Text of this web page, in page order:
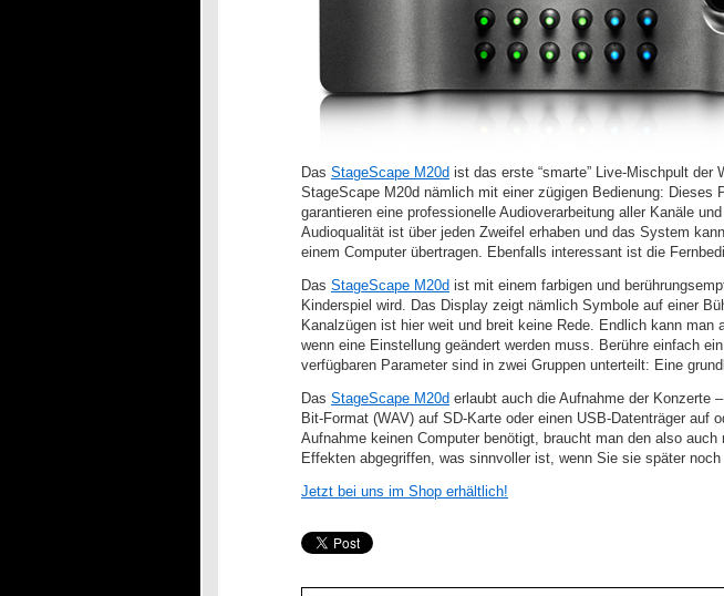
Das StageScape M20d ist das erste “smarte” Live-Mischpult
StageScape M20d nämlich mit einer zügigen Bedienung:
garantieren eine professionelle Audioverarbeitung aller Kanäle
Audioqualität ist über jeden Zweifel erhaben und das System
einem Computer übertragen. Ebenfalls interessant ist die
Das StageScape M20d ist mit einem farbigen und
Kinderspiel wird. Das Display zeigt nämlich Symbole auf einer
Kanalzügen ist hier weit und breit keine Rede. Endlich kann
wenn eine Einstellung geändert werden muss. Berühre einfach
verfügbaren Parameter sind in zwei Gruppen unterteilt: Eine
Das StageScape M20d erlaubt auch die Aufnahme der Konzerte
Bit-Format (WAV) auf SD-Karte oder einen USB-Datenträger
Aufnahme keinen Computer benötigt, braucht man den also
Effekten abgegriffen, was sinnvoller ist, wenn Sie sie später
Jetzt bei uns im Shop erhältlich!